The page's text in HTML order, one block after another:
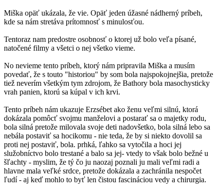
Miška opäť ukázala, že vie. Opäť jeden úžasné nádherný príbeh,
kde sa nám stretáva prítomnosť s minulosťou.
Tentoraz nam predostre osobnosť o ktorej už bolo veľa písané,
natočené filmy a všetci o nej všetko vieme.
No nevieme tento príbeh, ktorý nám pripravila Miška a musím
povedať, že s touto "historiou" by som bola najspokojnejšia, pretože
tiež neverím všetkým tym zdrojom, že Bathory bola masochysticky
vrah panien, ktorú sa kúpal v ich krvi.
Tento príbeh nám ukazuje Erzsébet ako ženu veľmi silnú, ktorá
dokázala pomôcť svojmu manželovi a postarať sa o majetky rodu,
bola silná pretože milovala svoje deti nadovšetko, bola silná lebo sa
nebála postaviť sa hocikomu - nie teda, že by si niekto dovolil sa
proti nej postaviť, bola. prhká, ľahko sa vytočila a hoci jej
služobníctvo bolo trestané a balo sa jej- vtedy to však bolo bežné u
šľachty - myslim, že tý čo ju naozaj poznali ju mali veľmi radi a
hlavne mala veľké srdce, pretože dokázala a zachránila nespočet
ľudí - aj keď mohlo to byť len čistou fascináciou vedy a chirurgia.